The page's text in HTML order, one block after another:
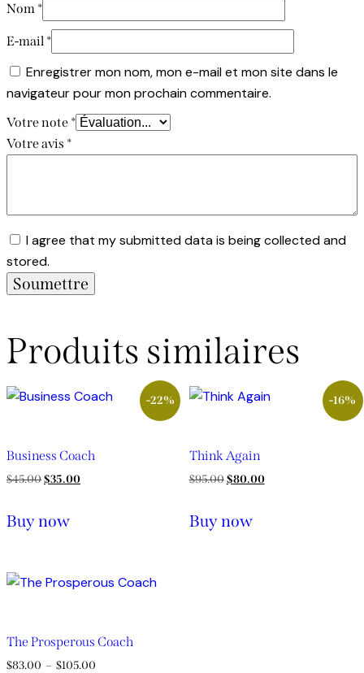
Nom *
E-mail *
Enregistrer mon nom, mon e-mail et mon site dans le
navigateur pour mon prochain commentaire.
Votre note *
Votre avis *
I agree that my submitted data is being collected and
stored.
Produits similaires
-22%
Business Coach
$45.00Le
initial
$35.00Le
Buy now
-16%
Think Again
$95.00Le
initial
$80.00Le
Buy now
The Prosperous Coach
$83.00 – $105.00